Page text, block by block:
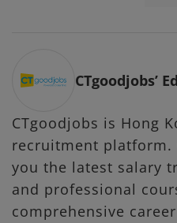
CTgoodjobs’
CTgoodjobs is Hong
recruitment platform.
you the latest salary
and professional
comprehensive